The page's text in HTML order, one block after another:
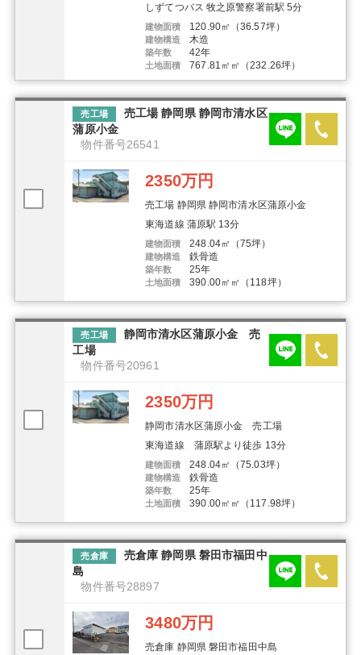
しずてつバス 牧之原警察署前駅 5分
建物面積 120.90㎡（36.57坪）
建物構造 木造
築年数 42年
土地面積 767.81㎡㎡（232.26坪）
売工場
売工場 静岡県 静岡市清水区
蒲原小金
物件番号26541
2350万円
売工場 静岡県 静岡市清水区蒲原小金
東海道線 蒲原駅 13分
建物面積 248.04㎡（75坪）
建物構造 鉄骨造
築年数 25年
土地面積 390.00㎡㎡（118坪）
売工場
静岡市清水区蒲原小金 売
工場
物件番号20961
2350万円
静岡市清水区蒲原小金 売工場
東海道線 蒲原駅より徒歩 13分
建物面積 248.04㎡（75.03坪）
建物構造 鉄骨造
築年数 25年
土地面積 390.00㎡㎡（117.98坪）
売倉庫
売倉庫 静岡県 磐田市福田中
島
物件番号28897
3480万円
売倉庫 静岡県 磐田市福田中島